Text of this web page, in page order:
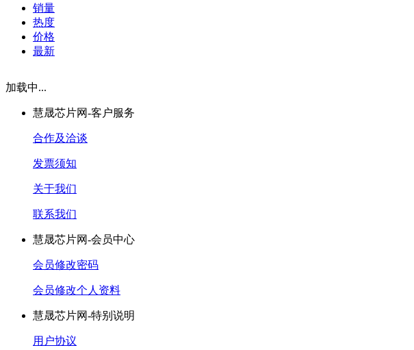
销量
热度
价格
最新
加载中...
慧晟芯片网-客户服务
合作及洽谈
发票须知
关于我们
联系我们
慧晟芯片网-会员中心
会员修改密码
会员修改个人资料
慧晟芯片网-特别说明
用户协议